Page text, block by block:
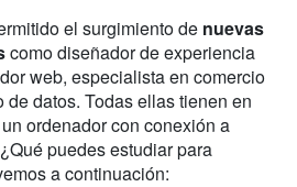
el surgimiento de nuevas
como diseñador de experiencia
web, especialista en comercio
datos. Todas ellas tienen en
ordenador con conexión a
puedes estudiar para
a continuación: